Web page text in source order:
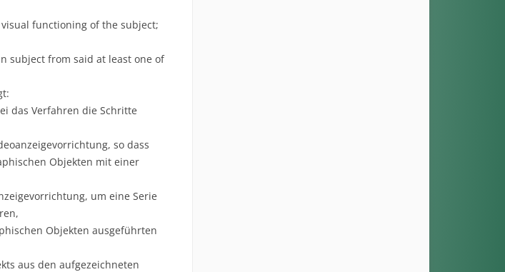
functioning of the subject;
subject from said at least one of
das Verfahren die Schritte
so dass
Objekten mit einer
um eine Serie
Objekten ausgeführten
aus den aufgezeichneten